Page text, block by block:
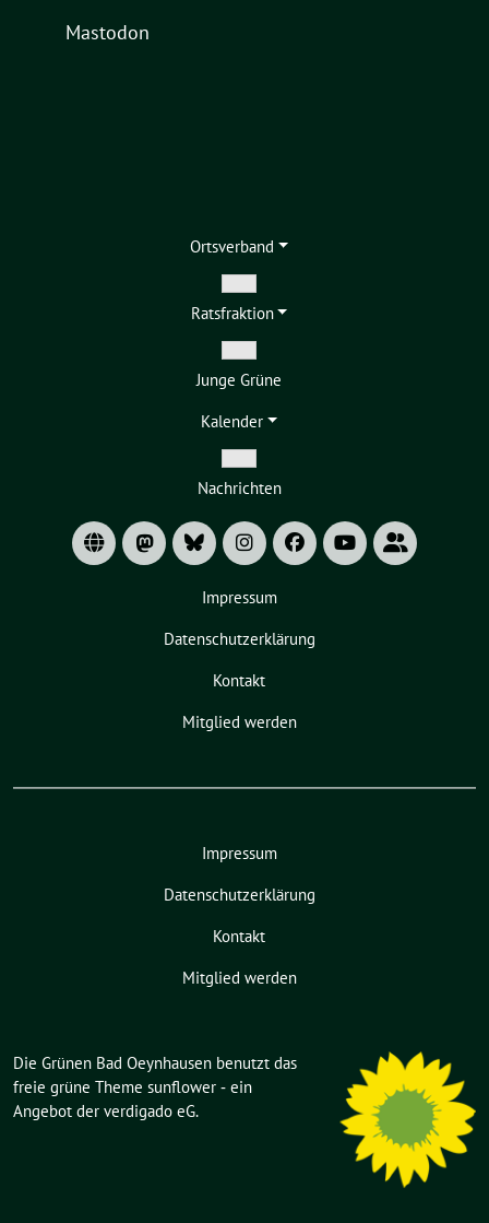
Mastodon
Ortsverband
Zeige
Untermenü
Ratsfraktion
Zeige
Untermenü
Junge Grüne
Kalender
Zeige
Untermenü
Nachrichten
Impressum
Datenschutzerklärung
Kontakt
Mitglied werden
Impressum
Datenschutzerklärung
Kontakt
Mitglied werden
Die Grünen Bad Oeynhausen benutzt das
freie grüne Theme sunflower ‐ ein
Angebot der verdigado eG.